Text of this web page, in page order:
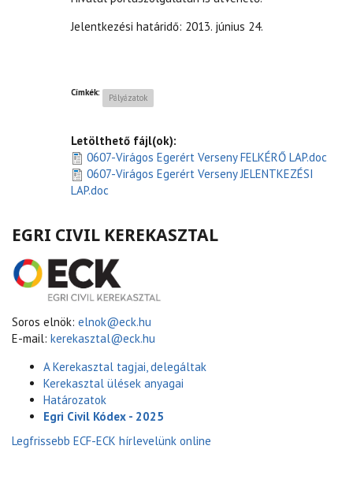
Jelentkezési határidő: 2013. június 24.
Címkék: Pályázatok
Letölthető fájl(ok):
0607-Virágos Egerért Verseny FELKÉRŐ LAP.doc
0607-Virágos Egerért Verseny JELENTKEZÉSI
LAP.doc
EGRI CIVIL KEREKASZTAL
Soros elnök: elnok@eck.hu
E-mail: kerekasztal@eck.hu
A Kerekasztal tagjai, delegáltak
Kerekasztal ülések anyagai
Határozatok
Egri Civil Kódex - 2025
Legfrissebb ECF-ECK hírlevelünk online